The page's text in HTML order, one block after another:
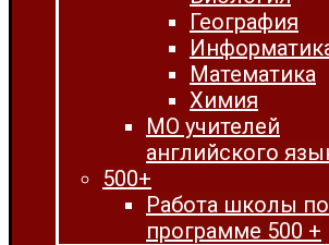
География
Математика
Химия
МО учителей
английского
500+
Работа школы по
программе 500 +